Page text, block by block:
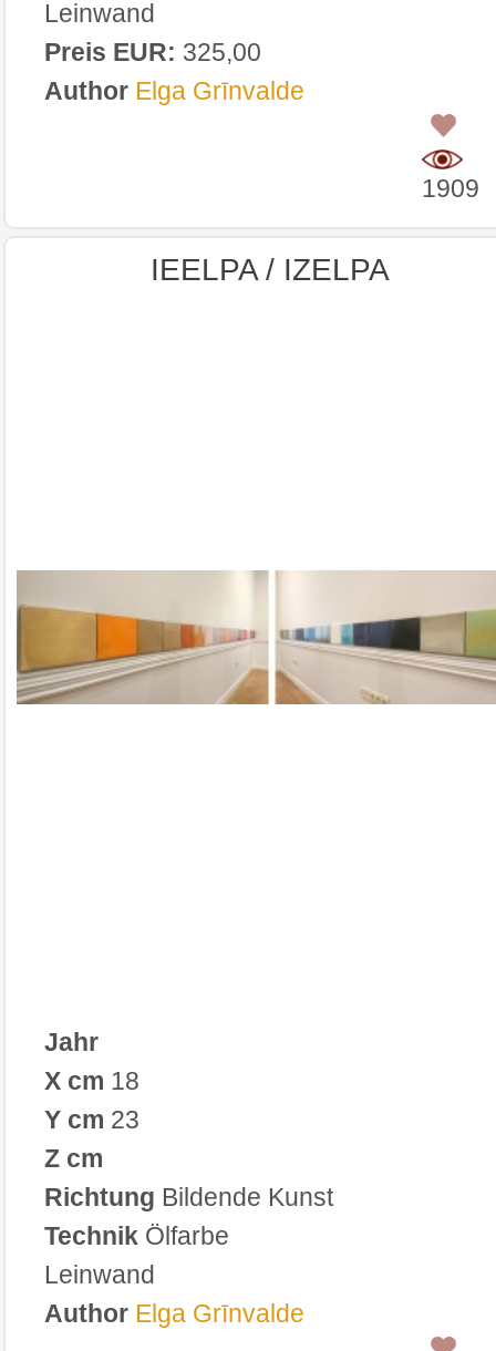
Leinwand
Preis EUR: 325,00
Author Elga Grīnvalde
1909
IEELPA / IZELPA
Jahr
X cm 18
Y cm 23
Z cm
Richtung Bildende Kunst
Technik Ölfarbe
Leinwand
Author Elga Grīnvalde